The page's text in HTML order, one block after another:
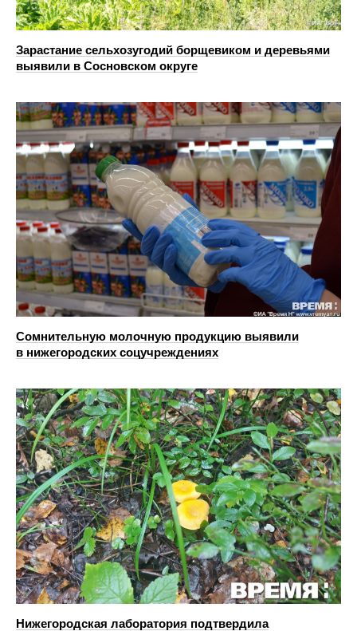
Зарастание сельхозугодий борщевиком и деревьями
выявили в Сосновском округе
Сомнительную молочную продукцию выявили
в нижегородских соцучреждениях
Нижегородская лаборатория подтвердила